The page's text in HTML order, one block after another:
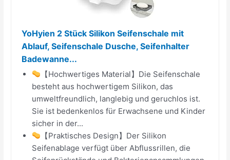
YoHyien 2 Stück Silikon Seifenschale mit
Ablauf, Seifenschale Dusche, Seifenhalter
Badewanne...
【Hochwertiges Material】Die Seifenschale
besteht aus hochwertigem Silikon, das
umweltfreundlich, langlebig und geruchlos ist.
Sie ist bedenkenlos für Erwachsene und Kinder
sicher in der...
【Praktisches Design】Der Silikon
Seifenablage verfügt über Abflussrillen, die